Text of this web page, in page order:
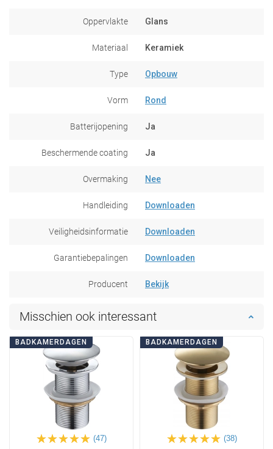
Oppervlakte Glans
Materiaal Keramiek
Type Opbouw
Vorm Rond
Batterijopening Ja
Beschermende coating Ja
Overmaking Nee
Handleiding Downloaden
Veiligheidsinformatie Downloaden
Garantiebepalingen Downloaden
Producent Bekijk
Misschien ook interessant
BADKAMERDAGEN
(47)
BADKAMERDAGEN
(38)